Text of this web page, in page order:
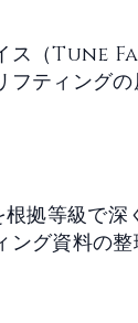
ス（Tune
フティング
院
拠等級で深
ング資料